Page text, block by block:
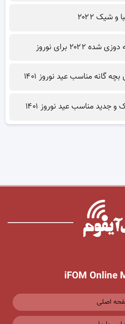
برای نوروز
گانه مناسب عید نوروز ۱۴۰۱
iFOM Online
اصلی